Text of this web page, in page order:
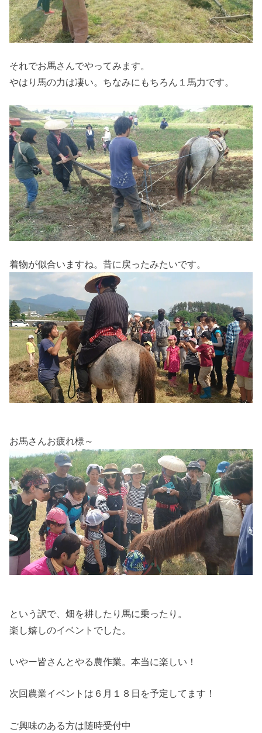
それでお馬さんでやってみます。
やはり馬の力は凄い。ちなみにもちろん１馬力です。
着物が似合いますね。昔に戻ったみたいです。
お馬さんお疲れ様～
という訳で、畑を耕したり馬に乗ったり。
楽し嬉しのイベントでした。
いやー皆さんとやる農作業。本当に楽しい！
次回農業イベントは６月１８日を予定してます！
ご興味のある方は随時受付中